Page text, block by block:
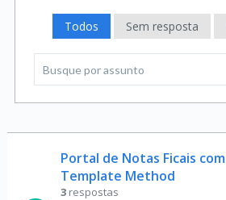
Todos Sem resposta
Portal de Notas Ficais com
Template Method
3 respostas